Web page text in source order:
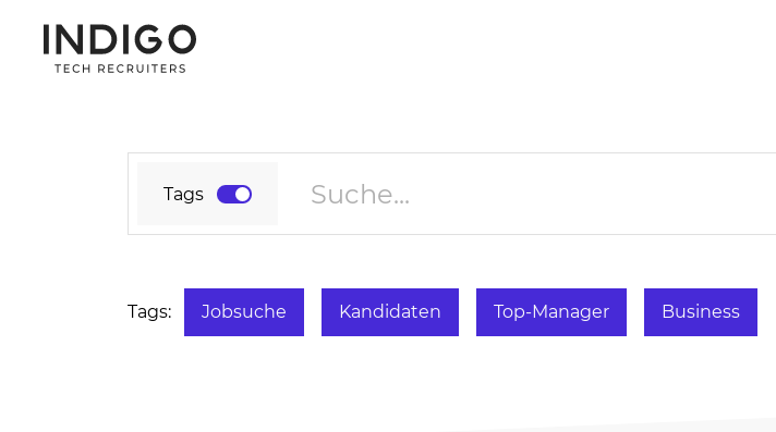
Tags
Tags: Jobsuche Kandidaten Top-Manager Business